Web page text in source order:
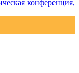
конференция,